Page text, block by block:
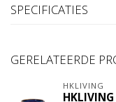
SPECIFICATIES
GERELATEERDE
HKLIVING